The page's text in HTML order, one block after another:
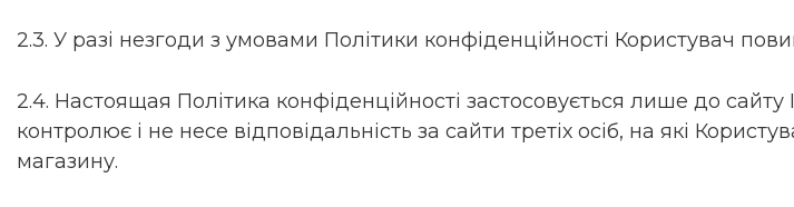
2.3. У разі незгоди з умовами Політики конфіденційності Користувач
2.4. Настоящая Політика конфіденційності застосовується лише до
контролює і не несе відповідальність за сайти третіх осіб, на які
магазину.